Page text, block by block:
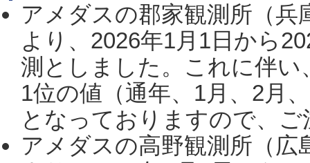
アメダスの郡家観測所（
より、2026年1月1日から
測としました。これに伴い
1位の値（通年、1月、2月
となっておりますので、
アメダスの高野観測所（